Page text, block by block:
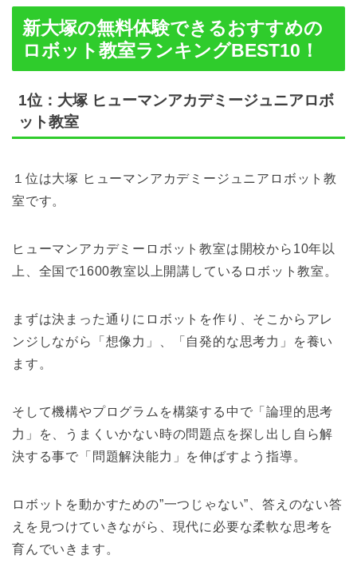
新大塚の無料体験できるおすすめの
ロボット教室ランキングBEST10！
1位：大塚 ヒューマンアカデミージュニアロボ
ット教室
１位は大塚 ヒューマンアカデミージュニアロボット教
室です。
ヒューマンアカデミーロボット教室は開校から10年以
上、全国で1600教室以上開講しているロボット教室。
まずは決まった通りにロボットを作り、そこからアレ
ンジしながら「想像力」、「自発的な思考力」を養い
ます。
そして機構やプログラムを構築する中で「論理的思考
力」を、うまくいかない時の問題点を探し出し自ら解
決する事で「問題解決能力」を伸ばすよう指導。
ロボットを動かすための”一つじゃない”、答えのない答
えを見つけていきながら、現代に必要な柔軟な思考を
育んでいきます。